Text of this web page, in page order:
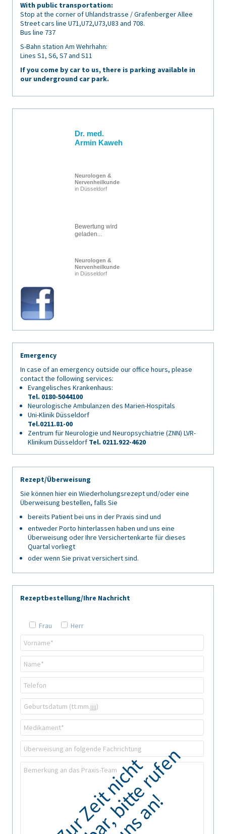
With public transportation:
Stop at the corner of Uhlandstrasse / Grafenberger Allee
Street cars line U71,U72,U73,U83 and 708.
Bus line 737
S-Bahn station Am Wehrhahn:
Lines S1, S6, S7 and S11
If you come by car to us, there is parking available in
our underground car park.
Dr. med.
Armin Kaweh
Neurologen &
Nervenheilkunde
in Düsseldorf
Bewertung wird
geladen...
Neurologen &
Nervenheilkunde
in Düsseldorf
Emergency
In case of an emergency outside our office hours, please
contact the following services:
Evangelisches Krankenhaus:
Tel. 0180-5044100
Neurologische Ambulanzen des Marien-Hospitals
Uni-Klinik Düsseldorf
Tel.0211.81-00
Zentrum für Neurologie und Neuropsychiatrie (ZNN) LVR-
Klinikum Düsseldorf Tel. 0211.922-4620
Rezept/Überweisung
Sie können hier ein Wiederholungsrezept und/oder eine
Überweisung bestellen, falls Sie
bereits Patient bei uns in der Praxis sind und
entweder Porto hinterlassen haben und uns eine
Überweisung oder Ihre Versichertenkarte für dieses
Quartal vorliegt
oder wenn Sie privat versichert sind.
Rezeptbestellung/Ihre Nachricht
Frau Herr